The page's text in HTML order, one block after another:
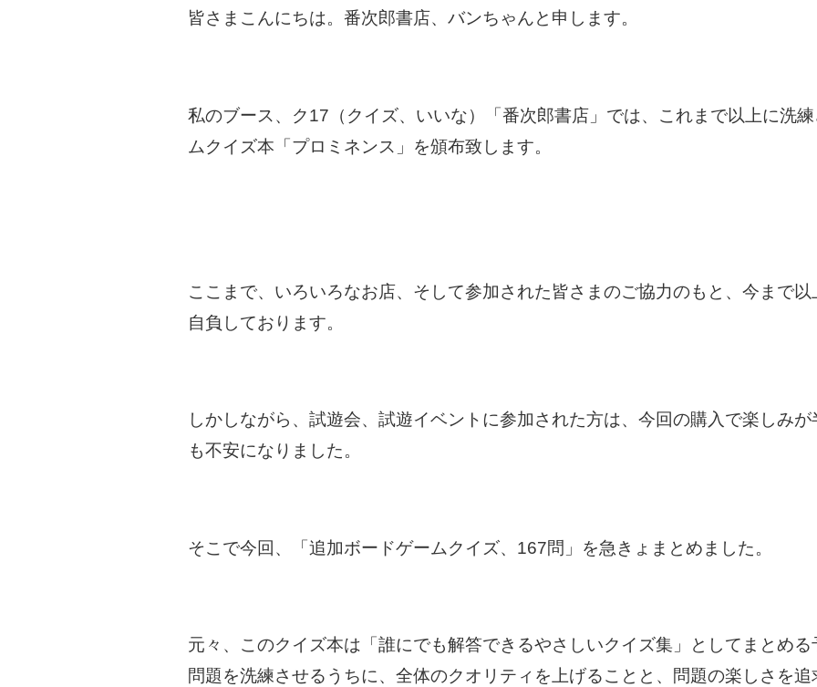
皆さまこんにちは。番次郎書店、バンちゃんと申します。
私のブース、ク17（クイズ、いいな）「番次郎書店」では、これまで以上に洗
ムクイズ本「プロミネンス」を頒布致します。
ここまで、いろいろなお店、そして参加された皆さまのご協力のもと、今まで
自負しております。
しかしながら、試遊会、試遊イベントに参加された方は、今回の購入で楽しみ
も不安になりました。
そこで今回、「追加ボードゲームクイズ、167問」を急きょまとめました。
元々、このクイズ本は「誰にでも解答できるやさしいクイズ集」としてまとめ
問題を洗練させるうちに、全体のクオリティを上げることと、問題の楽しさを